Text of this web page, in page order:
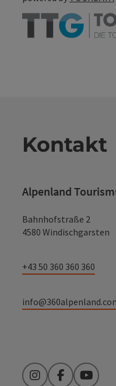
Kontakt
Alpenland
Bahnhofstraße 2
4580 Windischgarsten
+43 50 360 360 360
InstagramFacebookYouTube